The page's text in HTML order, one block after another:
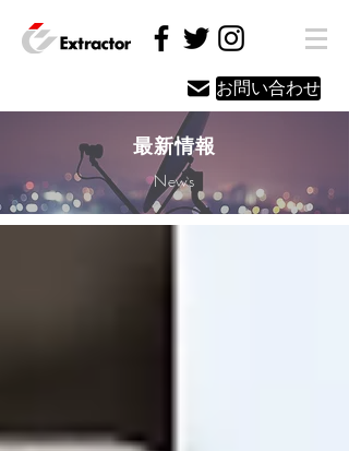
お問い合わせ
最新情報
News